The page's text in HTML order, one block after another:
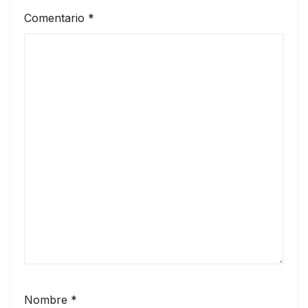
Comentario *
Nombre *